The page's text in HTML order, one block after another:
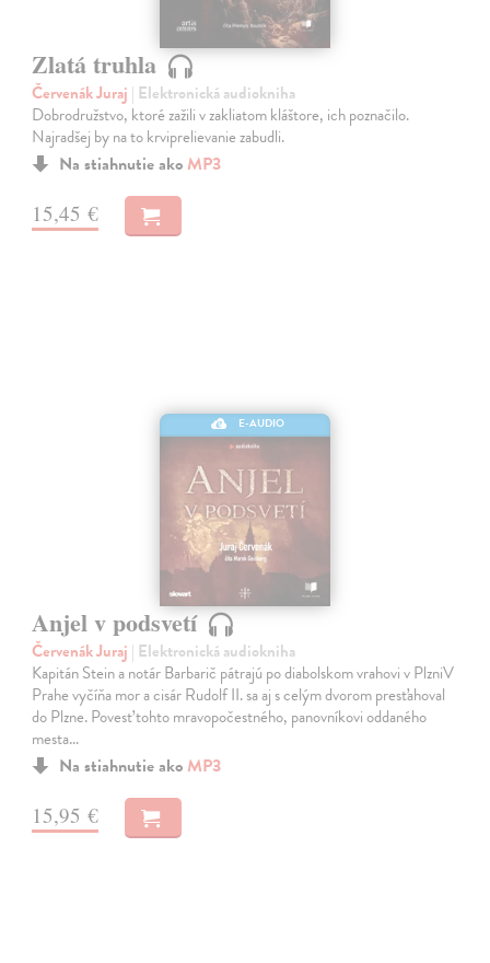
Zlatá truhla
Červenák Juraj | Elektronická audiokniha
Dobrodružstvo, ktoré zažili v zakliatom kláštore, ich poznačilo.
Najradšej by na to krviprelievanie zabudli.
Na stiahnutie ako MP3
15,45 €
E-AUDIO
Anjel v podsvetí
Červenák Juraj | Elektronická audiokniha
Kapitán Stein a notár Barbarič pátrajú po diabolskom vrahovi v PlzniV
Prahe vyčíňa mor a cisár Rudolf II. sa aj s celým dvorom presťahoval
do Plzne. Povesť tohto mravopočestného, panovníkovi oddaného
mesta…
Na stiahnutie ako MP3
15,95 €